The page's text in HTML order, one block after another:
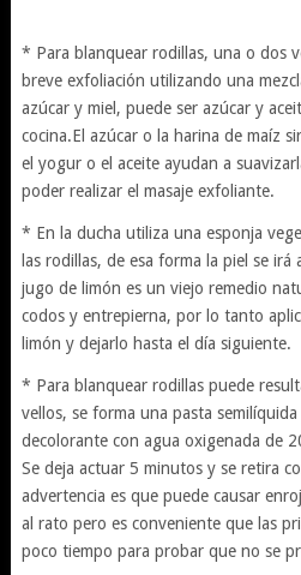
* Para blanquear rodillas, una o dos
breve exfoliación utilizando una
azúcar y miel, puede ser azúcar y
cocina.El azúcar o la harina de maíz
el yogur o el aceite ayudan a
poder realizar el masaje exfoliante.
* En la ducha utiliza una esponja
las rodillas, de esa forma la piel se
jugo de limón es un viejo remedio
codos y entrepierna, por lo tanto
limón y dejarlo hasta el día siguiente.
* Para blanquear rodillas puede
vellos, se forma una pasta
decolorante con agua oxigenada de
Se deja actuar 5 minutos y se retira
advertencia es que puede causar
al rato pero es conveniente que las
poco tiempo para probar que no se